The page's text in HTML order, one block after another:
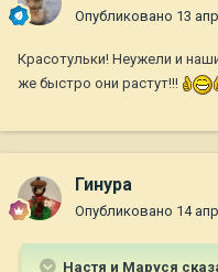
Опубликовано 13
Красотульки! Неужели и
же быстро они растут!!!
Гинура
Опубликовано 14
Настя и Маруся